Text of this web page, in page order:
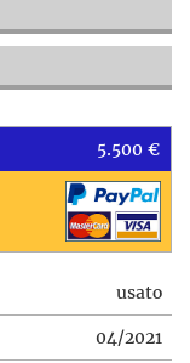
5.500 €
usato
04/2021